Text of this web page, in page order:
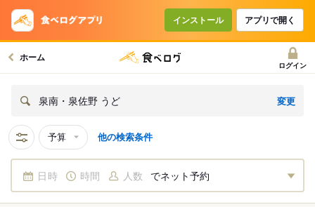
インストール アプリで開く
ホーム
ログイン
泉南・泉佐野 うど 変更
予算 他の検索条件
日時 時間 人数 でネット予約